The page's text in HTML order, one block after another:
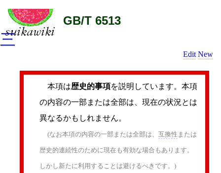
GB/T 6513
Edit New
本項は歴史的事項を説明しています。本項
の内容の一部または全部は、現在の状況とは
異なるかもしれません。
(なお本項の内容の一部または全部は、 互換性 または
歴史的連続性のために現在も有効な場合もあります。
しかし新たに利用することは避けるべきです。)
三